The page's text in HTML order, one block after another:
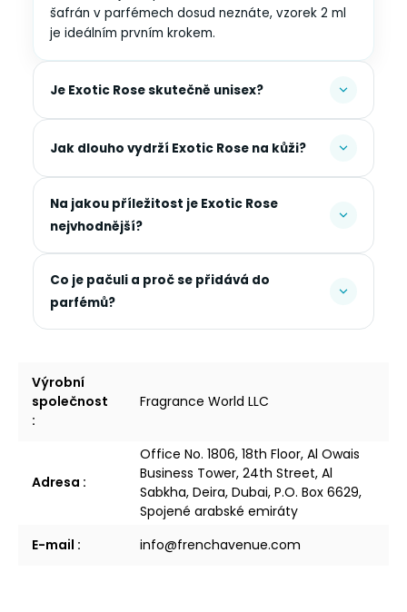
šafrán v parfémech dosud neznáte, vzorek 2 ml
je ideálním prvním krokem.
Je Exotic Rose skutečně unisex?
Jak dlouho vydrží Exotic Rose na kůži?
Na jakou příležitost je Exotic Rose
nejvhodnější?
Co je pačuli a proč se přidává do
parfémů?
Výrobní
společnost
:
Fragrance World LLC
Adresa :
Office No. 1806, 18th Floor, Al Owais
Business Tower, 24th Street, Al
Sabkha, Deira, Dubai, P.O. Box 6629,
Spojené arabské emiráty
E-mail : info@frenchavenue.com